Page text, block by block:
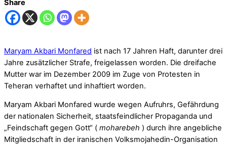
Share
Maryam Akbari Monfared ist nach 17 Jahren Haft, darunter drei
Jahre zusätzlicher Strafe, freigelassen worden. Die dreifache
Mutter war im Dezember 2009 im Zuge von Protesten in
Teheran verhaftet und inhaftiert worden.
Maryam Akbari Monfared wurde wegen Aufruhrs, Gefährdung
der nationalen Sicherheit, staatsfeindlicher Propaganda und
„Feindschaft gegen Gott“ ( moharebeh ) durch ihre angebliche
Mitgliedschaft in der iranischen Volksmojahedin-Organisation